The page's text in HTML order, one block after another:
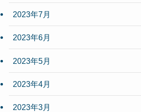
2023年7月
2023年6月
2023年5月
2023年4月
2023年3月